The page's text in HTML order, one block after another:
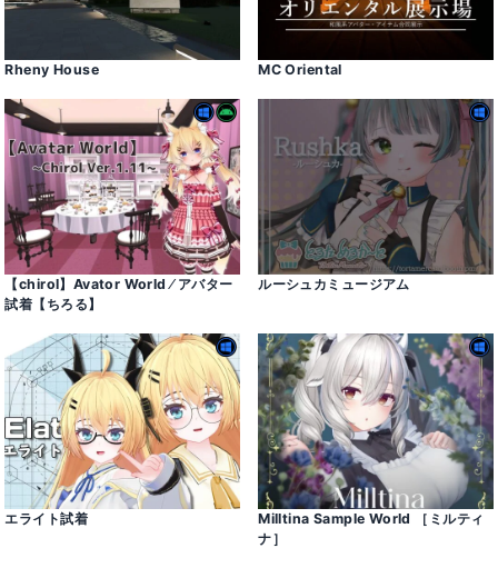
Rheny House MC Oriental
【chirol】Avator World ⁄ アバター
試着【ちろる】
ルーシュカミュージアム
エライト試着
Milltina Sample World ［ミルティ
ナ］